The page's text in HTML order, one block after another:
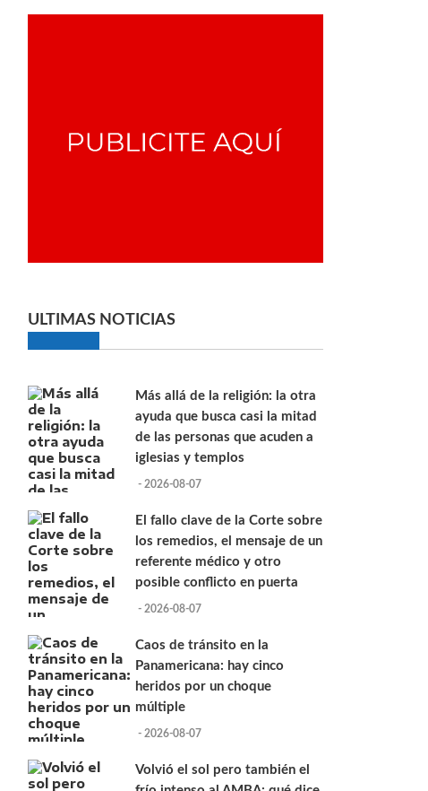
ULTIMAS NOTICIAS
Más allá de la religión: la otra
ayuda que busca casi la mitad
de las personas que acuden a
iglesias y templos
- 2026-08-07
El fallo clave de la Corte sobre
los remedios, el mensaje de un
referente médico y otro
posible conflicto en puerta
- 2026-08-07
Caos de tránsito en la
Panamericana: hay cinco
heridos por un choque
múltiple
- 2026-08-07
Volvió el sol pero también el